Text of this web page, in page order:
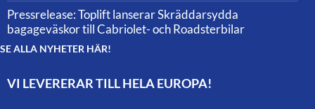
Pressrelease: Toplift lanserar Skräddarsydda
bagageväskor till Cabriolet- och Roadsterbilar
SE ALLA NYHETER HÄR!
VI LEVERERAR TILL HELA EUROPA!